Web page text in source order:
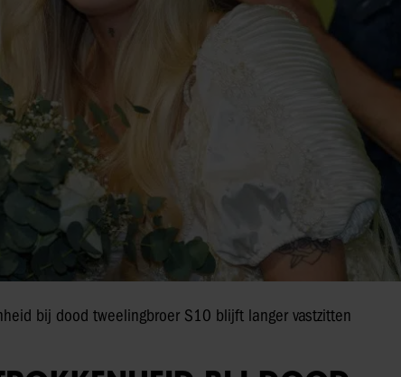
bij dood tweelingbroer S10 blijft langer vastzitten